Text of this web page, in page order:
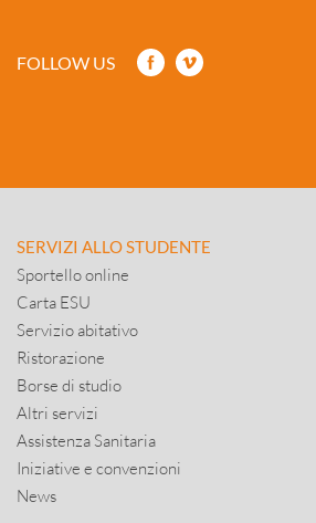
FOLLOW US
SERVIZI ALLO STUDENTE
Sportello online
Carta ESU
Servizio abitativo
Ristorazione
Borse di studio
Altri servizi
Assistenza Sanitaria
Iniziative e convenzioni
News